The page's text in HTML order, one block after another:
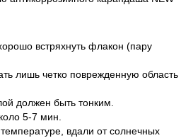
встряхнуть флакон (пару
лишь четко поврежденную область
должен быть тонким.
5-7 мин.
вдали от солнечных